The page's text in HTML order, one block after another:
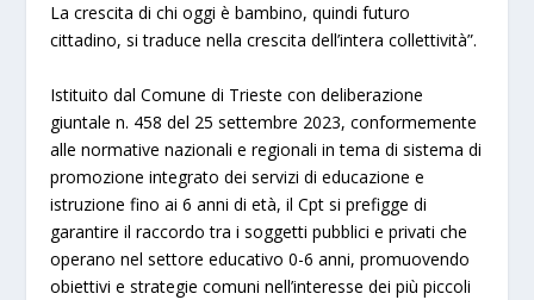
La crescita di chi oggi è bambino, quindi futuro
cittadino, si traduce nella crescita dell’intera collettività”.
Istituito dal Comune di Trieste con deliberazione
giuntale n. 458 del 25 settembre 2023, conformemente
alle normative nazionali e regionali in tema di sistema di
promozione integrato dei servizi di educazione e
istruzione fino ai 6 anni di età, il Cpt si prefigge di
garantire il raccordo tra i soggetti pubblici e privati che
operano nel settore educativo 0-6 anni, promuovendo
obiettivi e strategie comuni nell’interesse dei più piccoli